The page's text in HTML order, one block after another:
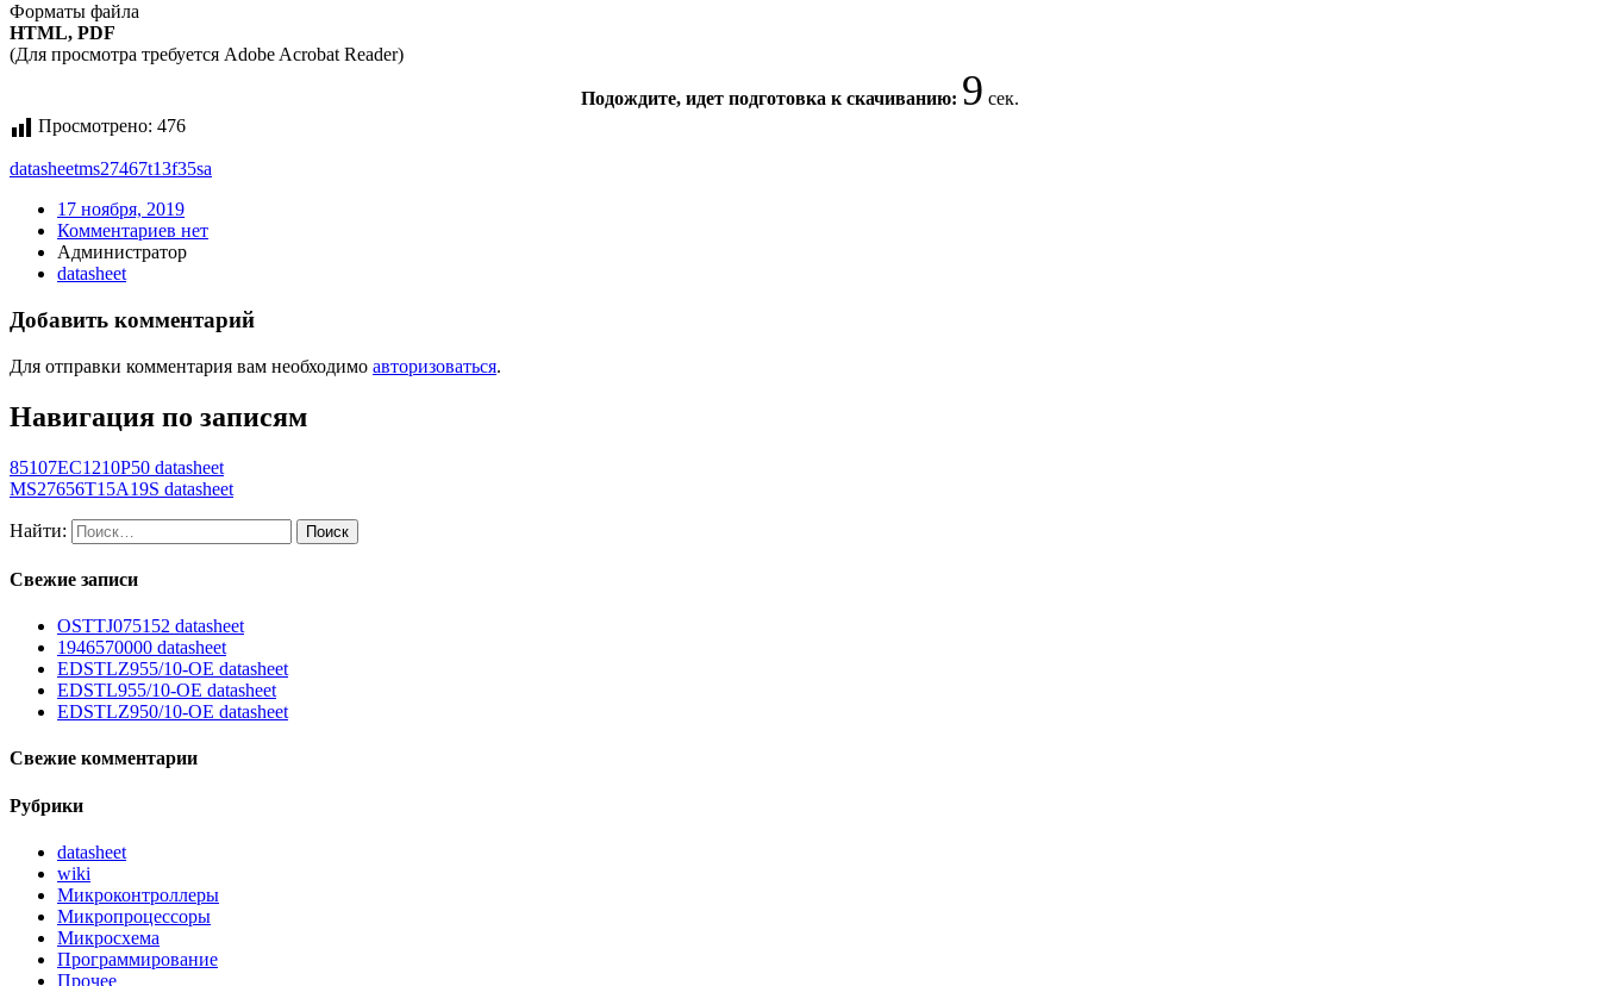
Форматы файла
HTML, PDF
(Для просмотра требуется Adobe Acrobat Reader)
Подождите, идет подготовка к скачиванию: 8 сек.
Просмотрено: 476
datasheetms27467t13f35sa
17 ноября, 2019
Комментариев нет
Администратор
datasheet
Добавить комментарий
Для отправки комментария вам необходимо авторизоваться.
Навигация по записям
85107EC1210P50 datasheet
MS27656T15A19S datasheet
Найти:
Свежие записи
OSTTJ075152 datasheet
1946570000 datasheet
EDSTLZ955/10-OE datasheet
EDSTL955/10-OE datasheet
EDSTLZ950/10-OE datasheet
Свежие комментарии
Рубрики
datasheet
wiki
Микроконтроллеры
Микропроцессоры
Микросхема
Программирование
Прочее